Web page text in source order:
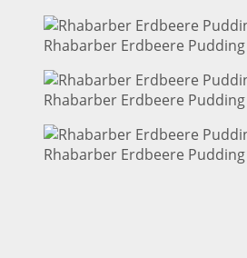
Rhabarber Erdbeere
Rhabarber Erdbeere
Rhabarber Erdbeere